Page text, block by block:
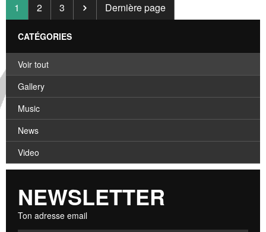
1 2 3 Dernière page
CATÉGORIES
Voir tout
Gallery
Music
News
Video
NEWSLETTER
Ton adresse email